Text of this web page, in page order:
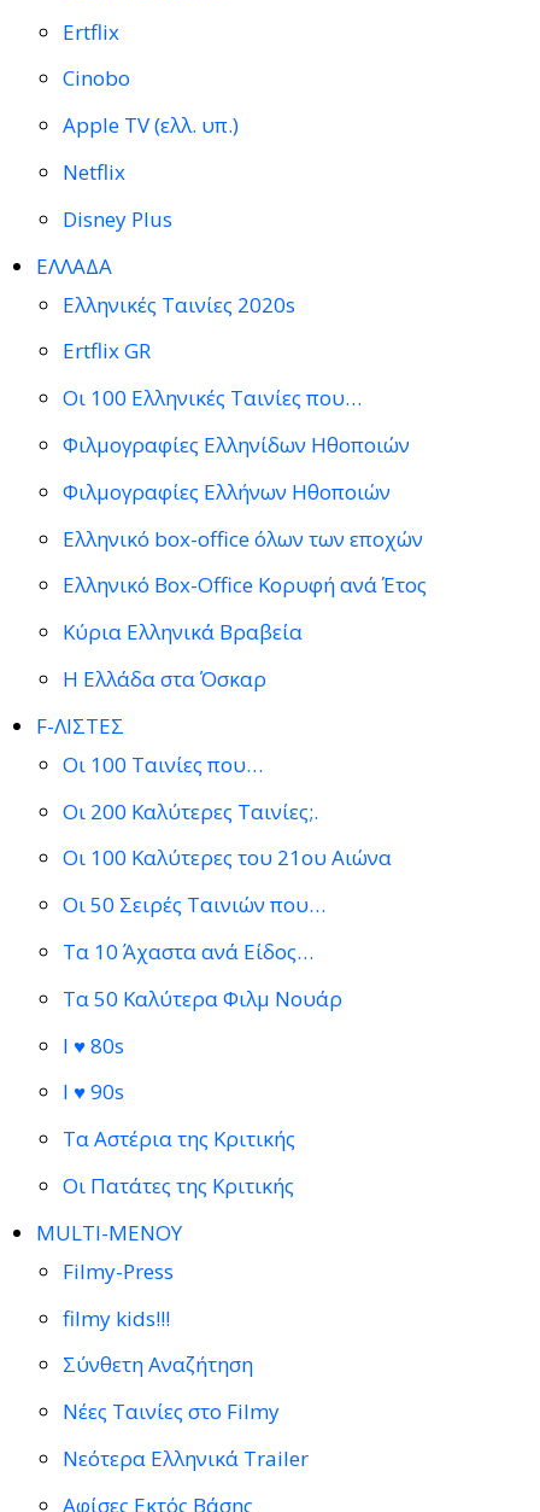
Ertflix
Cinobo
Apple TV (ελλ. υπ.)
Netflix
Disney Plus
ΕΛΛΑΔΑ
Ελληνικές Ταινίες 2020s
Ertflix GR
Οι 100 Ελληνικές Ταινίες που…
Φιλμογραφίες Ελληνίδων Ηθοποιών
Φιλμογραφίες Ελλήνων Ηθοποιών
Ελληνικό box-office όλων των εποχών
Ελληνικό Box-Office Κορυφή ανά Έτος
Κύρια Ελληνικά Βραβεία
Η Ελλάδα στα Όσκαρ
F-ΛΙΣΤΕΣ
Οι 100 Ταινίες που…
Οι 200 Καλύτερες Ταινίες;.
Οι 100 Καλύτερες του 21ου Αιώνα
Οι 50 Σειρές Ταινιών που…
Τα 10 Άχαστα ανά Είδος…
Τα 50 Καλύτερα Φιλμ Νουάρ
I ♥ 80s
I ♥ 90s
Τα Αστέρια της Κριτικής
Οι Πατάτες της Κριτικής
MULTI-ΜΕΝΟΥ
Filmy-Press
filmy kids!!!
Σύνθετη Αναζήτηση
Νέες Ταινίες στο Filmy
Νεότερα Ελληνικά Trailer
Αφίσες Εκτός Βάσης